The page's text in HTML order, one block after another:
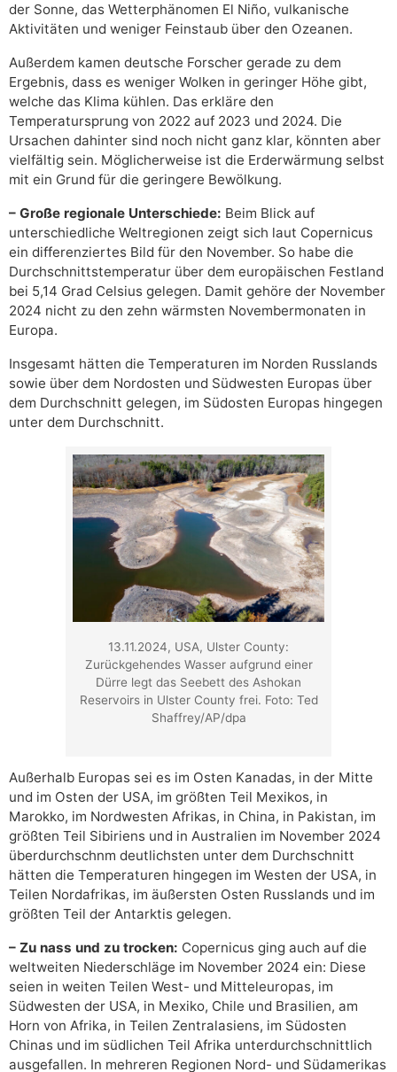
der Sonne, das Wetterphänomen El Niño, vulkanische
Aktivitäten und weniger Feinstaub über den Ozeanen.
Außerdem kamen deutsche Forscher gerade zu dem
Ergebnis, dass es weniger Wolken in geringer Höhe gibt,
welche das Klima kühlen. Das erkläre den
Temperatursprung von 2022 auf 2023 und 2024. Die
Ursachen dahinter sind noch nicht ganz klar, könnten aber
vielfältig sein. Möglicherweise ist die Erderwärmung selbst
mit ein Grund für die geringere Bewölkung.
– Große regionale Unterschiede: Beim Blick auf
unterschiedliche Weltregionen zeigt sich laut Copernicus
ein differenziertes Bild für den November. So habe die
Durchschnittstemperatur über dem europäischen Festland
bei 5,14 Grad Celsius gelegen. Damit gehöre der November
2024 nicht zu den zehn wärmsten Novembermonaten in
Europa.
Insgesamt hätten die Temperaturen im Norden Russlands
sowie über dem Nordosten und Südwesten Europas über
dem Durchschnitt gelegen, im Südosten Europas hingegen
unter dem Durchschnitt.
13.11.2024, USA, Ulster County:
Zurückgehendes Wasser aufgrund einer
Dürre legt das Seebett des Ashokan
Reservoirs in Ulster County frei. Foto: Ted
Shaffrey/AP/dpa
Außerhalb Europas sei es im Osten Kanadas, in der Mitte
und im Osten der USA, im größten Teil Mexikos, in
Marokko, im Nordwesten Afrikas, in China, in Pakistan, im
größten Teil Sibiriens und in Australien im November 2024
überdurchschnm deutlichsten unter dem Durchschnitt
hätten die Temperaturen hingegen im Westen der USA, in
Teilen Nordafrikas, im äußersten Osten Russlands und im
größten Teil der Antarktis gelegen.
– Zu nass und zu trocken: Copernicus ging auch auf die
weltweiten Niederschläge im November 2024 ein: Diese
seien in weiten Teilen West- und Mitteleuropas, im
Südwesten der USA, in Mexiko, Chile und Brasilien, am
Horn von Afrika, in Teilen Zentralasiens, im Südosten
Chinas und im südlichen Teil Afrika unterdurchschnittlich
ausgefallen. In mehreren Regionen Nord- und Südamerikas